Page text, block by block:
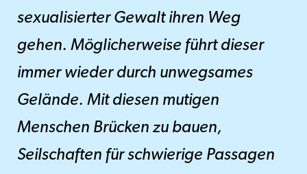
sexualisierter Gewalt ihren Weg
gehen. Möglicherweise führt dieser
immer wieder durch unwegsames
Gelände. Mit diesen mutigen
Menschen Brücken zu bauen,
Seilschaften für schwierige Passagen